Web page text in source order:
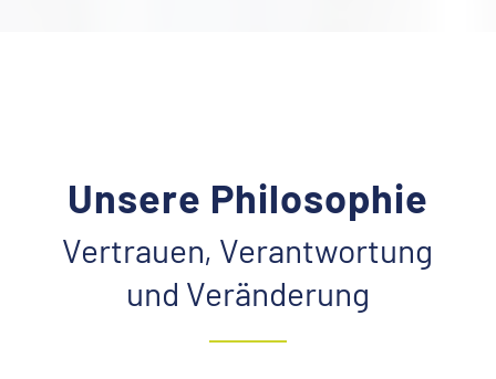
Unsere Philosophie
Vertrauen, Verantwortung
und Veränderung